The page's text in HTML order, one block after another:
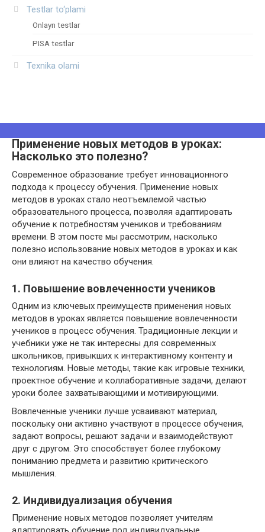
Testlar to‘plami
Onlayn testlar
PISA testlar
Texnika olami
Применение новых методов в уроках:
Насколько это полезно?
Современное образование требует инновационного
подхода к процессу обучения. Применение новых
методов в уроках стало неотъемлемой частью
образовательного процесса, позволяя адаптировать
обучение к потребностям учеников и требованиям
времени. В этом посте мы рассмотрим, насколько
полезно использование новых методов в уроках и как
они влияют на качество обучения.
1. Повышение вовлеченности учеников
Одним из ключевых преимуществ применения новых
методов в уроках является повышение вовлеченности
учеников в процесс обучения. Традиционные лекции и
учебники уже не так интересны для современных
школьников, привыкших к интерактивному контенту и
технологиям. Новые методы, такие как игровые техники,
проектное обучение и коллаборативные задачи, делают
уроки более захватывающими и мотивирующими.
Вовлеченные ученики лучше усваивают материал,
поскольку они активно участвуют в процессе обучения,
задают вопросы, решают задачи и взаимодействуют
друг с другом. Это способствует более глубокому
пониманию предмета и развитию критического
мышления.
2. Индивидуализация обучения
Применение новых методов позволяет учителям